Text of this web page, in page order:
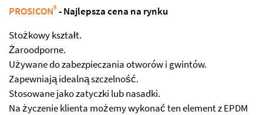
PROSICON®- Najlepsza cena na rynku
Stożkowy kształt.
Żaroodporne.
Używane do zabezpieczania otworów i gwintów.
Zapewniają idealną szczelność.
Stosowane jako zatyczki lub nasadki.
Na życzenie klienta możemy wykonać ten element z EPDM